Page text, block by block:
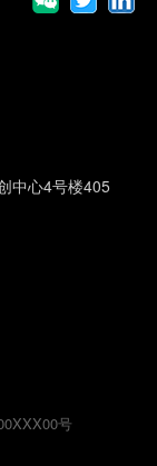
中心4号楼405
号